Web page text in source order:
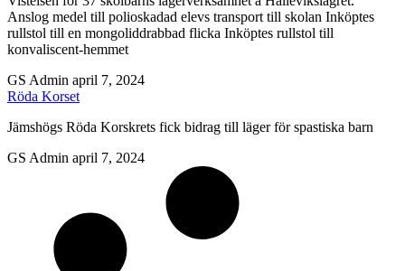
Anslog medel till polioskadad elevs transport till skolan Inköptes
rullstol till en mongoliddrabbad flicka Inköptes rullstol till
konvaliscent-hemmet
GS Admin april 7, 2024
Röda Korset
Jämshögs Röda Korskrets fick bidrag till läger för spastiska barn
GS Admin april 7, 2024